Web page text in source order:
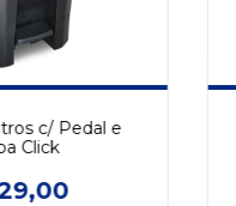
c/ Pedal e
Click